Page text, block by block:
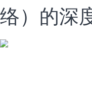
络）的深